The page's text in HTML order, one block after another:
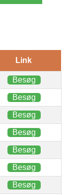
Link
Besøg
Besøg
Besøg
Besøg
Besøg
Besøg
Besøg